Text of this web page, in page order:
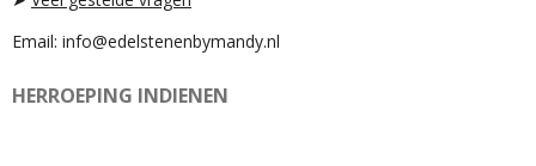
Email: info@edelstenenbymandy.nl
HERROEPING INDIENEN